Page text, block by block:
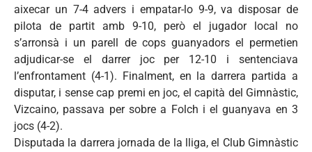
aixecar un 7-4 advers i empatar-lo 9-9, va disposar de
pilota de partit amb 9-10, però el jugador local no
s’arronsà i un parell de cops guanyadors el permetien
adjudicar-se el darrer joc per 12-10 i sentenciava
l’enfrontament (4-1). Finalment, en la darrera partida a
disputar, i sense cap premi en joc, el capità del Gimnàstic,
Vizcaino, passava per sobre a Folch i el guanyava en 3
jocs (4-2).
Disputada la darrera jornada de la lliga, el Club Gimnàstic